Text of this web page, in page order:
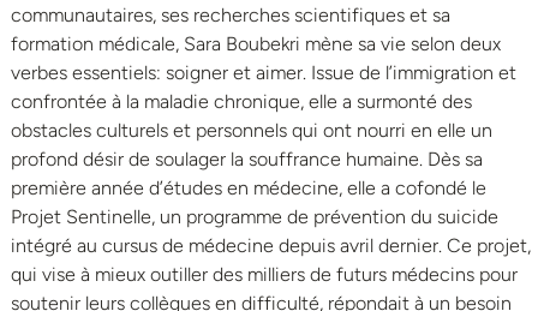
communautaires, ses recherches scientifiques et sa
formation médicale, Sara Boubekri mène sa vie selon deux
verbes essentiels: soigner et aimer. Issue de l’immigration et
confrontée à la maladie chronique, elle a surmonté des
obstacles culturels et personnels qui ont nourri en elle un
profond désir de soulager la souffrance humaine. Dès sa
première année d’études en médecine, elle a cofondé le
Projet Sentinelle, un programme de prévention du suicide
intégré au cursus de médecine depuis avril dernier. Ce projet,
qui vise à mieux outiller des milliers de futurs médecins pour
soutenir leurs collègues en difficulté, répondait à un besoin